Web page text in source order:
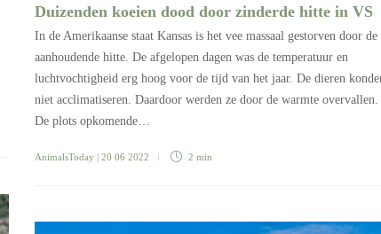
Duizenden koeien dood door zinderde hitte in VS
In de Amerikaanse staat Kansas is het vee massaal gestorven door de
aanhoudende hitte. De afgelopen dagen was de temperatuur en
luchtvochtigheid erg hoog voor de tijd van het jaar. De dieren
niet acclimatiseren. Daardoor werden ze door de warmte overvallen.
De plots opkomende…
AnimalsToday | 20 06 2022 2 min